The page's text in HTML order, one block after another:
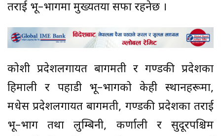
तराई भू–भागमा मुख्यतया सफा रहनेछ ।
कोशी प्रदेशलगायत बागमती र गण्डकी प्रदेशका
हिमाली र पहाडी भू–भागको केही स्थानहरूमा,
मधेस प्रदेशलगायत बागमती, गण्डकी प्रदेशका तराई
भू–भाग तथा लुम्बिनी, कर्णाली र सुदूरपश्चिम